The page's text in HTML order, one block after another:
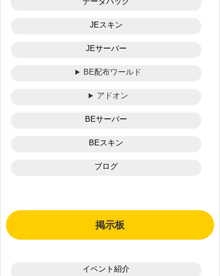
JEスキン
JEサーバー
BE配布ワールド
アドオン
BEサーバー
BEスキン
ブログ
掲示板
イベント紹介